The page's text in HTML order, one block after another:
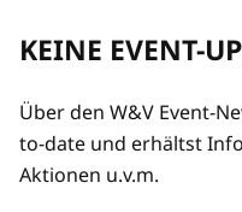
KEINE EVENT-
Über den W&V Event-
to-date und erhältst
Aktionen u.v.m.